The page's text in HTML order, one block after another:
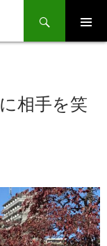
相手を笑